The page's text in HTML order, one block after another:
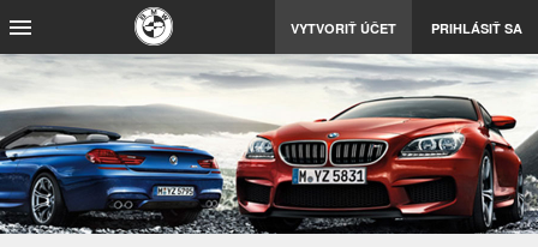
VYTVORIŤ ÚČET PRIHLÁSIŤ SA